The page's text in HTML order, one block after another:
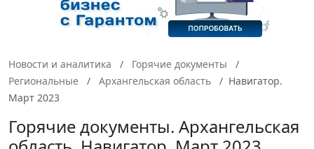
Новости и аналитика
Горячие документы
Региональные
Архангельская область
Навигатор.
Март 2023
Горячие документы. Архангельская